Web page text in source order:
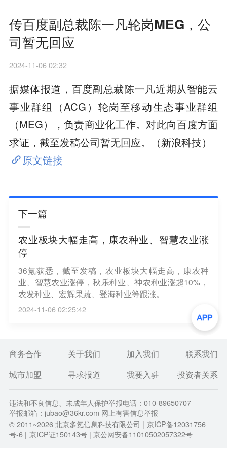
传百度副总裁陈一凡轮岗MEG，公
司暂无回应
2024-11-06 02:32
据媒体报道，百度副总裁陈一凡近期从智能云
事业群组（ACG）轮岗至移动生态事业群组
（MEG），负责商业化工作。对此向百度方面
求证，截至发稿公司暂无回应。（新浪科技）
原文链接
下一篇
农业板块大幅走高，康农种业、智慧农业涨
停
36氪获悉，截至发稿，农业板块大幅走高，康农种
业、智慧农业涨停，秋乐种业、神农种业涨超10%，
农发种业、宏辉果蔬、登海种业等跟涨。
2024-11-06 02:25:42
商务合作 关于我们 加入我们
联系我们
城市加盟
寻求报道 我要入驻 投资者关系
违法和不良信息、未成年人保护举报电话：010-89650707
举报邮箱：jubao@36kr.com 网上有害信息举报
© 2011~2026北京多氪信息科技有限公司 | 京ICP备12031756
号-6 | 京ICP证150143号 | 京公网安备11010502057322号